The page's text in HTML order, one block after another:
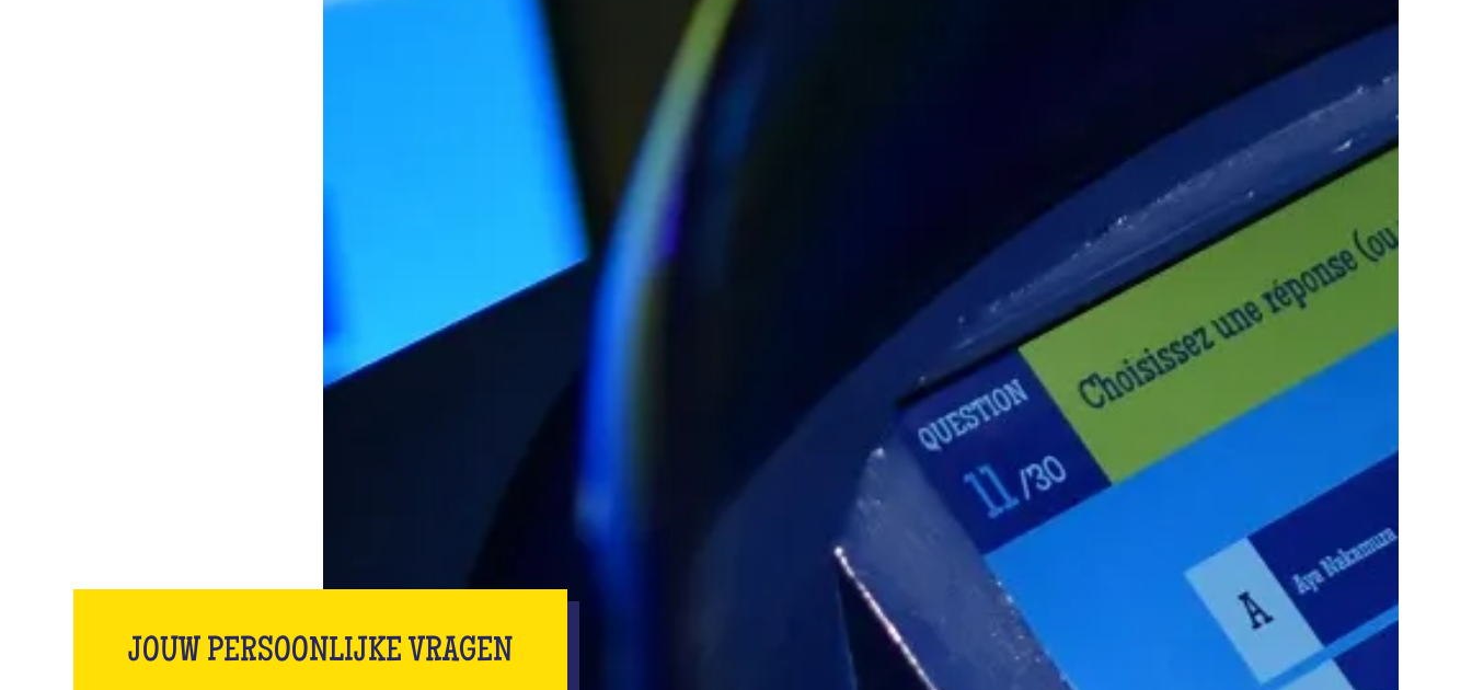
JOUW PERSOONLIJKE VRAGEN